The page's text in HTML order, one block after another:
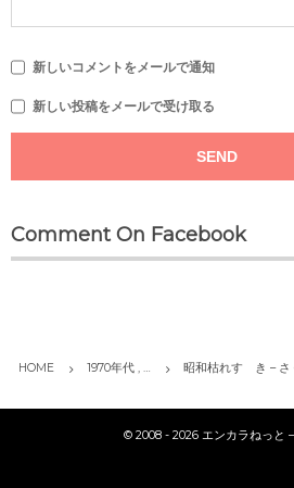
新しいコメントをメールで通知
新しい投稿をメールで受け取る
Comment On Facebook
HOME 1970年代 , … 昭和枯れすゝき – さ
© 2008 - 2026 エンカラねっと